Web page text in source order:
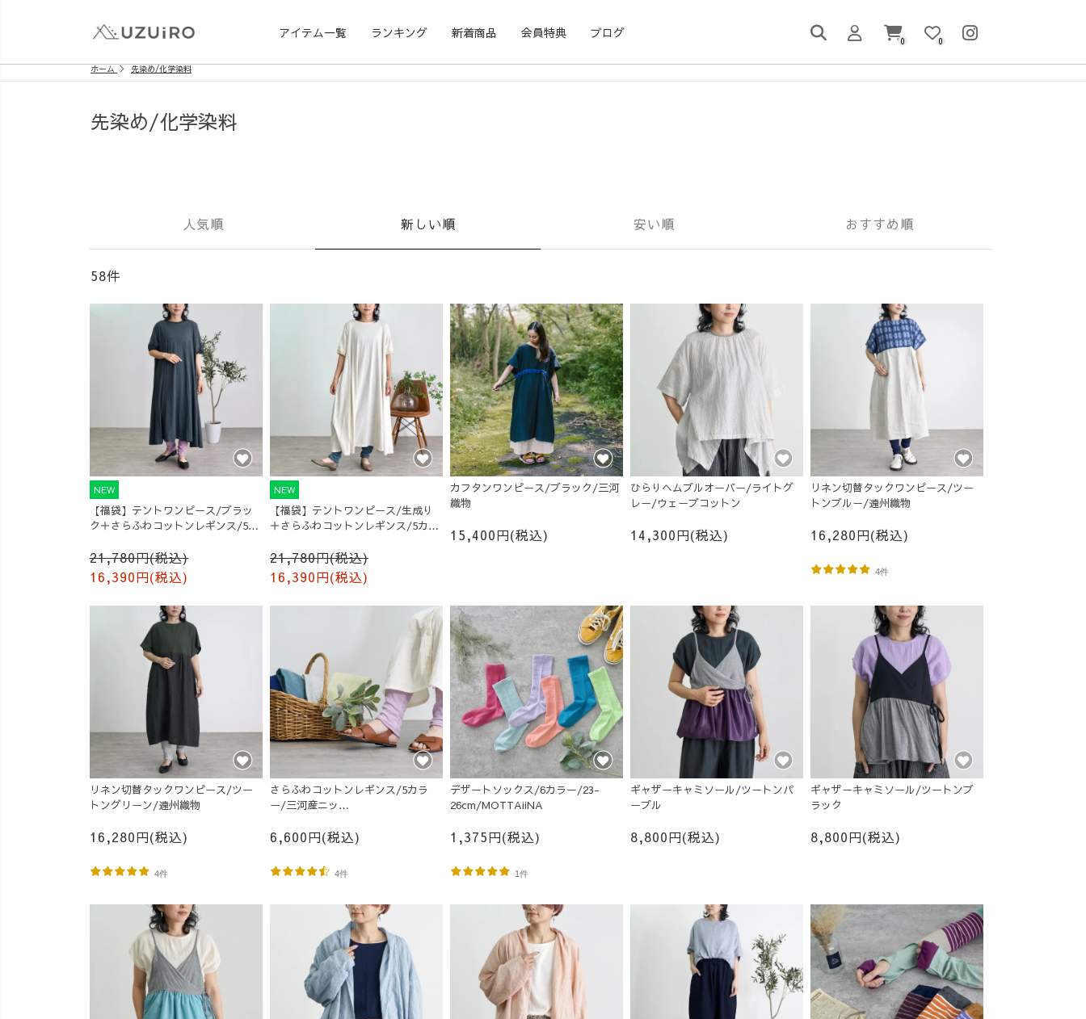
アイテム一覧 ランキング 新着商品 会員特典 ブログ
0 0
ホーム 先染め/化学染料
先染め/化学染料
人気順 新しい順 安い順 おすすめ順
58件
NEW
【福袋】テントワンピース/ブラッ
ク＋さらふわコットンレギンス/5カ
21,780円(税込)
16,390円(税込)
NEW
【福袋】テントワンピース/生成り
＋さらふわコットンレギンス/5カラ
21,780円(税込)
16,390円(税込)
カフタンワンピース/ブラック/三河
織物
15,400円(税込)
ひらりヘムプルオーバー/ライトグ
レー/ウェーブコットン
14,300円(税込)
リネン切替タックワンピース/ツー
トンブルー/遠州織物
16,280円(税込)
4件
リネン切替タックワンピース/ツー
トングリーン/遠州織物
16,280円(税込)
4件
さらふわコットンレギンス/5カラ
ー/三河産ニッ
6,600円(税込)
4件
デザートソックス/6カラー/23-
26cm/MOTTAiiNA
1,375円(税込)
1件
ギャザーキャミソール/ツートンパ
ープル
8,800円(税込)
ギャザーキャミソール/ツートンブ
ラック
8,800円(税込)